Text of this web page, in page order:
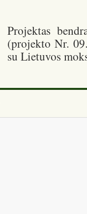
Projektas
(projekto Nr.
su Lietuvos